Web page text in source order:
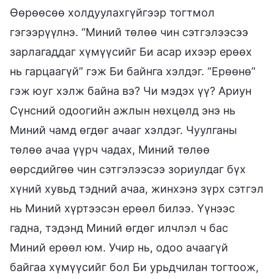
Өөрөөсөө холдуулахгүйгээр тогтмол
гэгээрүүлнэ. “Миний төлөө чин сэтгэлээсээ
зарлагаддаг хүмүүсийг Би асар ихээр ерөөх
нь гарцаагүй” гэж Би байнга хэлдэг. “Ерөөнө”
гэж юуг хэлж байна вэ? Чи мэдэх үү? Ариун
Сүнсний одоогийн ажлын нөхцөлд энэ нь
Миний чамд өгдөг ачааг хэлдэг. Чуулганы
төлөө ачаа үүрч чадах, Миний төлөө
өөрсдийгөө чин сэтгэлээсээ зориулдаг бүх
хүний хувьд тэдний ачаа, жинхэнэ зүрх сэтгэл
нь Миний хүртээсэн ерөөл билээ. Үүнээс
гадна, тэдэнд Миний өгдөг илчлэл ч бас
Миний ерөөл юм. Учир нь, одоо ачаагүй
байгаа хүмүүсийг бол Би урьдчилан тогтоож,